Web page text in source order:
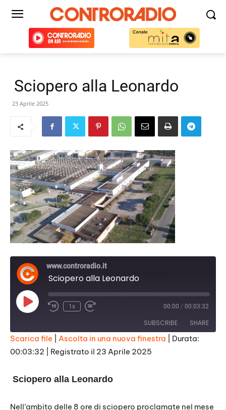
Sciopero alla Leonardo
23 Aprile 2025
www.controradio.it
Sciopero alla Leonardo
Play
Episode
1x 00:00 / 00:03:32
SUBSCRIBE SHARE
SHARE
LINK
Scarica file Ascolta in una nuova finestra
Durata:
00:03:32
Registrato il 23 Aprile 2025
Sciopero alla Leonardo
Nell’ambito delle 8 ore di sciopero proclamate nel mese